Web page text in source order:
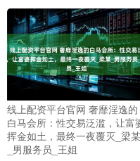
线上配资平台官网 奢靡淫逸的
白马会所：性交易泛滥，让富
挥金如土，最终一夜覆灭_梁某
_男服务员_王姐